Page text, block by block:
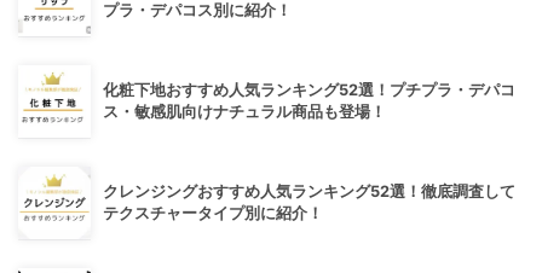
プラ・デパコス別に紹介！
化粧下地おすすめ人気ランキング52選！プチプラ・デパコ
ス・敏感肌向けナチュラル商品も登場！
クレンジングおすすめ人気ランキング52選！徹底調査して
テクスチャータイプ別に紹介！